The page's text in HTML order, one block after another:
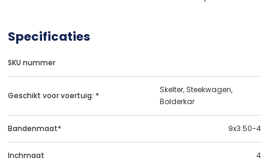
Specificaties
SKU nummer
Geschikt voor voertuig: *
Skelter, Steekwagen,
Bolderkar
Bandenmaat* 9x3.50-4
Inchmaat 4